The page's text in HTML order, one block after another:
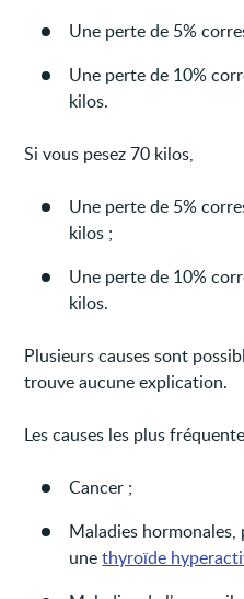
Une perte de 5%
Une perte de 10%
kilos.
Si vous pesez 70 kilos,
Une perte de 5%
kilos ;
Une perte de 10%
kilos.
Plusieurs causes sont
trouve aucune explication.
Les causes les plus
Cancer ;
Maladies
unethyroïde